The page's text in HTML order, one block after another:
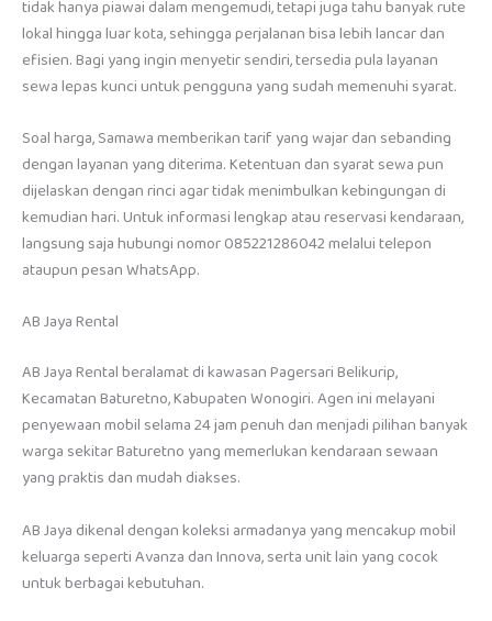
tidak hanya piawai dalam mengemudi, tetapi juga tahu banyak rute
lokal hingga luar kota, sehingga perjalanan bisa lebih lancar dan
efisien. Bagi yang ingin menyetir sendiri, tersedia pula layanan
sewa lepas kunci untuk pengguna yang sudah memenuhi syarat.
Soal harga, Samawa memberikan tarif yang wajar dan sebanding
dengan layanan yang diterima. Ketentuan dan syarat sewa pun
dijelaskan dengan rinci agar tidak menimbulkan kebingungan di
kemudian hari. Untuk informasi lengkap atau reservasi kendaraan,
langsung saja hubungi nomor 085221286042 melalui telepon
ataupun pesan WhatsApp.
AB Jaya Rental
AB Jaya Rental beralamat di kawasan Pagersari Belikurip,
Kecamatan Baturetno, Kabupaten Wonogiri. Agen ini melayani
penyewaan mobil selama 24 jam penuh dan menjadi pilihan banyak
warga sekitar Baturetno yang memerlukan kendaraan sewaan
yang praktis dan mudah diakses.
AB Jaya dikenal dengan koleksi armadanya yang mencakup mobil
keluarga seperti Avanza dan Innova, serta unit lain yang cocok
untuk berbagai kebutuhan.